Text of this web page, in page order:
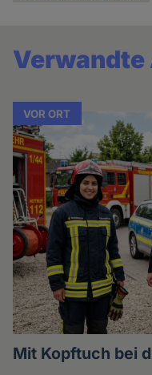
VOR ORT
Mit Kopftuch bei